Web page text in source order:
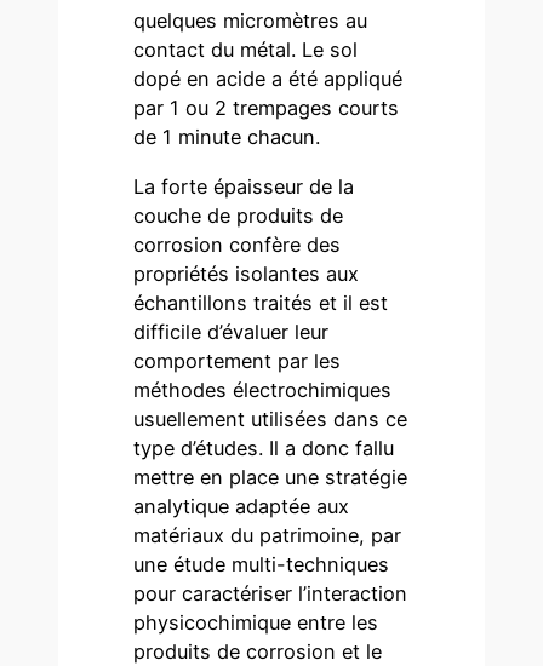
quelques micromètres au
contact du métal. Le sol
dopé en acide a été appliqué
par 1 ou 2 trempages courts
de 1 minute chacun.
La forte épaisseur de la
couche de produits de
corrosion confère des
propriétés isolantes aux
échantillons traités et il est
difficile d’évaluer leur
comportement par les
méthodes électrochimiques
usuellement utilisées dans ce
type d’études. Il a donc fallu
mettre en place une stratégie
analytique adaptée aux
matériaux du patrimoine, par
une étude multi-techniques
pour caractériser l’interaction
physicochimique entre les
produits de corrosion et le